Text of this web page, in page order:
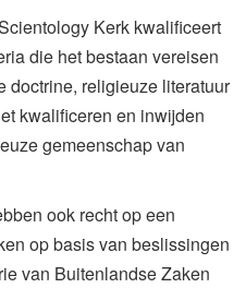
Kerk kwalificeert
die het bestaan vereisen
doctrine, religieuze literatuur
kwalificeren en inwijden
gemeenschap van
ook recht op een
op basis van beslissingen
van Buitenlandse Zaken